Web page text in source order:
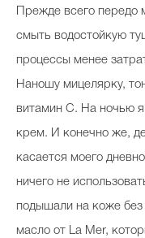
Прежде всего передо
смыть водостойкую
процессы менее
Наношу мицелярку,
витамин С. На ночью я
крем. И конечно же,
касается моего
ничего не
подышали на коже
масло от La Mer,